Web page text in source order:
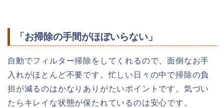
「お掃除の手間がほぼいらない」
自動でフィルター掃除をしてくれるので、面倒なお手
入れがほとんど不要です。忙しい日々の中で掃除の負
担が減るのはかなりありがたいポイントです。気づい
たらキレイな状態が保たれているのは安心です。